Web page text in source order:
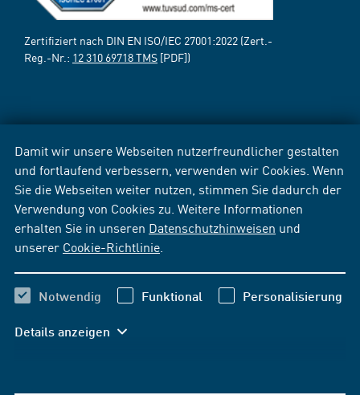
Damit wir unsere Webseiten nutzerfreundlicher gestalten
und fortlaufend verbessern, verwenden wir Cookies. Wenn
Sie die Webseiten weiter nutzen, stimmen Sie dadurch der
Verwendung von Cookies zu. Weitere Informationen
erhalten Sie in unseren Datenschutzhinweisen und
unserer Cookie-Richtlinie
Notwendig Funktional Personalisierung
Details anzeigen
Zertifiziert nach DIN EN ISO/IEC 27001:2022 (Zert.-
Reg.-Nr.: 12 310 69718 TMS [PDF])